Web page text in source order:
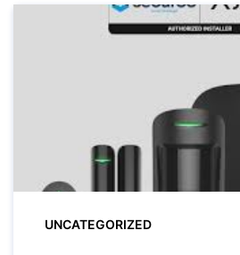
het installeren van een
alarmsysteem een verstandige
UNCATEGORIZED